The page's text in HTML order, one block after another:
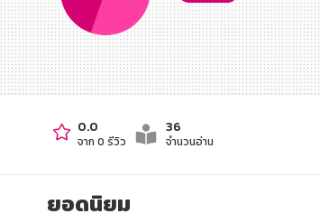
โปรโมชั่นลดราคา
หมวดหมู่หนังสือ
อาหาร สุขภาพ การแพทย์
โปรโมชั่นลดราคา
หมวดหมู่หนังสือ
อาหาร สุขภาพ การแพทย์
0.0
จาก 0 รีวิว
36
จำนวนอ่าน
ยอดนิยม